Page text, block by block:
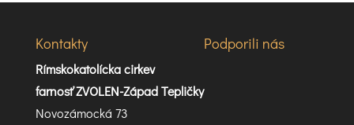
Kontakty
Rímskokatolícka cirkev
farnosť ZVOLEN-Západ Tepličky
Novozámocká 73
Podporili nás